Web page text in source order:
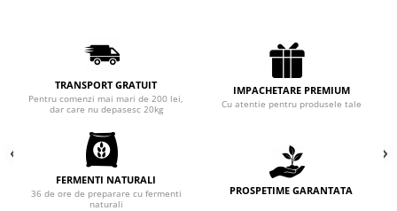
Prajituri cu fructe
Prajituri de Craciun
Torturi ambalate
Foietaje
TRANSPORT GRATUIT
Pentru comenzi mai mari de 200 lei,
dar care nu depasesc 20kg
IMPACHETARE PREMIUM
Cu atentie pentru produsele tale
FERMENTI NATURALI
36 de ore de preparare cu fermenti
naturali
PROSPETIME GARANTATA